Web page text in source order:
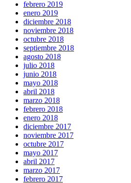
febrero 2019
enero 2019
diciembre 2018
noviembre 2018
octubre 2018
septiembre 2018
agosto 2018
julio 2018
junio 2018
mayo 2018
abril 2018
marzo 2018
febrero 2018
enero 2018
diciembre 2017
noviembre 2017
octubre 2017
mayo 2017
abril 2017
marzo 2017
febrero 2017